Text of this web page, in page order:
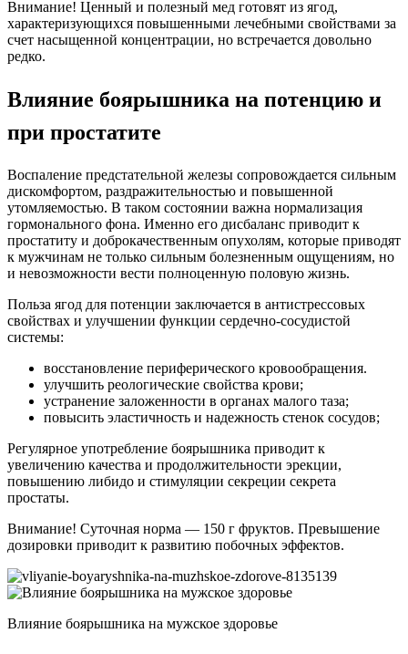
Внимание! Ценный и полезный мед готовят из ягод,
характеризующихся повышенными лечебными свойствами за
счет насыщенной концентрации, но встречается довольно
редко.
Влияние боярышника на потенцию и
при простатите
Воспаление предстательной железы сопровождается сильным
дискомфортом, раздражительностью и повышенной
утомляемостью. В таком состоянии важна нормализация
гормонального фона. Именно его дисбаланс приводит к
простатиту и доброкачественным опухолям, которые приводят
к мужчинам не только сильным болезненным ощущениям, но
и невозможности вести полноценную половую жизнь.
Польза ягод для потенции заключается в антистрессовых
свойствах и улучшении функции сердечно-сосудистой
системы:
восстановление периферического кровообращения.
улучшить реологические свойства крови;
устранение заложенности в органах малого таза;
повысить эластичность и надежность стенок сосудов;
Регулярное употребление боярышника приводит к
увеличению качества и продолжительности эрекции,
повышению либидо и стимуляции секреции секрета
простаты.
Внимание! Суточная норма — 150 г фруктов. Превышение
дозировки приводит к развитию побочных эффектов.
Влияние боярышника на мужское здоровье